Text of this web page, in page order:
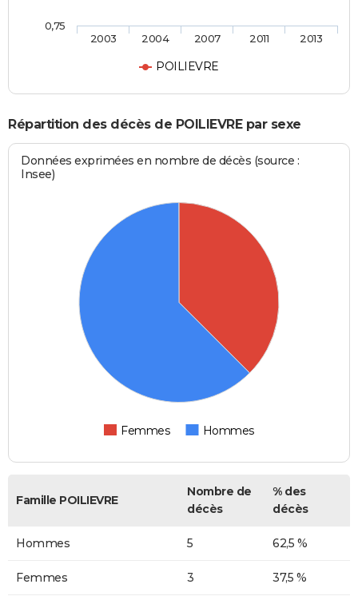
POILIEVRE
2003 2004 2007 2011 2013
0,75
Répartition des décès de POILIEVRE par sexe
Données exprimées en nombre de décès (source :
Insee)
Femmes Hommes
Famille POILIEVRE
Nombre de
décès
% des
décès
Hommes 5 62,5 %
Femmes 3 37,5 %